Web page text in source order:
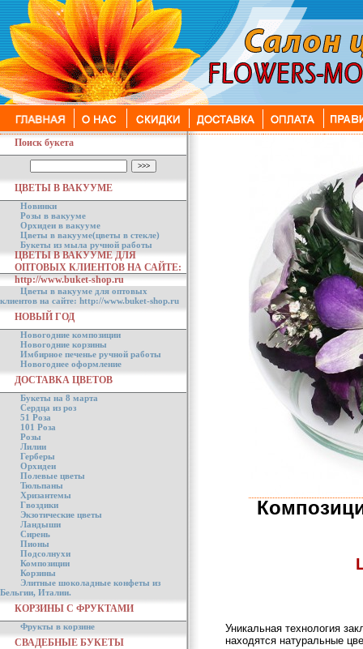
Поиск букета
ЦВЕТЫ В ВАКУУМЕ
Новинки
Розы в вакууме
Орхидеи в вакууме
Цветы в вакууме(цветы в стекле)
Букеты из мыла ручной работы
ЦВЕТЫ В ВАКУУМЕ ДЛЯ
ОПТОВЫХ КЛИЕНТОВ НА САЙТЕ:
http://www.buket-shop.ru
Цветы в вакууме для оптовых
клиентов на сайте: http://www.buket-shop.ru
НОВЫЙ ГОД
Новогодние композиции
Новогодние корзины
Имбирное печенье ручной работы
Новогоднее оформление
ДОСТАВКА ЦВЕТОВ
Букеты на 8 марта
Сердца из роз
51 Роза
101 Роза
Розы
Лилии
Герберы
Орхидеи
Полевые цветы
Тюльпаны
Хризантемы
Гвоздики
Экзотические цветы
Ландыши
Сирень
Пионы
Подсолнухи
Композиции
Корзины
Элитные шоколадные конфеты из
Бельгии, Италии.
КОРЗИНЫ С ФРУКТАМИ
Фрукты в корзине
СВАДЕБНЫЕ БУКЕТЫ
Уникальная технология
находятся натуральные